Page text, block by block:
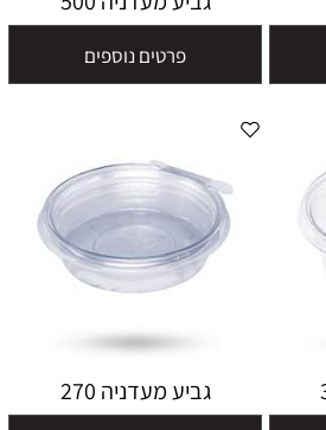
פרטים נוספים
גביע מעדניה 270